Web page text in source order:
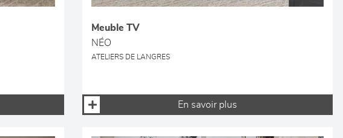
Meuble TV
NÉO
ATELIERS DE LANGRES
En savoir plus